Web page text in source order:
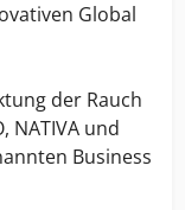
Global
der Rauch
NATIVA und
Business